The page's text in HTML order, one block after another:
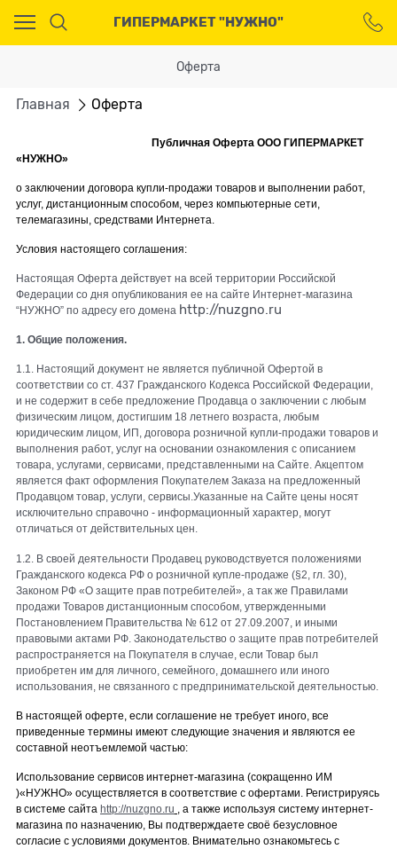
ГИПЕРМАРКЕТ "НУЖНО"
Оферта
Главная Оферта
Публичная Оферта ООО ГИПЕРМАРКЕТ
«НУЖНО»
о заключении договора купли-продажи товаров и выполнении работ,
услуг, дистанционным способом, через компьютерные сети,
телемагазины, средствами Интернета.
Условия настоящего соглашения:
Настоящая Оферта действует на всей территории Российской
Федерации со дня опубликования ее на сайте Интернет-магазина
“НУЖНО” по адресу его домена http://nuzgno.ru
1. Общие положения.
1.1. Настоящий документ не является публичной Офертой в
соответствии со ст. 437 Гражданского Кодекса Российской Федерации,
и не содержит в себе предложение Продавца о заключении с любым
физическим лицом, достигшим 18 летнего возраста, любым
юридическим лицом, ИП, договора розничной купли-продажи товаров и
выполнения работ, услуг на основании ознакомления с описанием
товара, услугами, сервисами, представленными на Сайте. Акцептом
является факт оформления Покупателем Заказа на предложенный
Продавцом товар, услуги, сервисы.Указанные на Сайте цены носят
исключительно справочно - информационный характер, могут
отличаться от действительных цен.
1.2. В своей деятельности Продавец руководствуется положениями
Гражданского кодекса РФ о розничной купле-продаже (§2, гл. 30),
Законом РФ «О защите прав потребителей», а так же Правилами
продажи Товаров дистанционным способом, утвержденными
Постановлением Правительства № 612 от 27.09.2007, и иными
правовыми актами РФ. Законодательство о защите прав потребителей
распространяется на Покупателя в случае, если Товар был
приобретен им для личного, семейного, домашнего или иного
использования, не связанного с предпринимательской деятельностью.
В настоящей оферте, если соглашение не требует иного, все
приведенные термины имеют следующие значения и являются ее
составной неотъемлемой частью:
Использование сервисов интернет-магазина (сокращенно ИМ
)«НУЖНО» осуществляется в соответствие с офертами. Регистрируясь
в системе сайта http://nuzgno.ru , а также используя систему интернет-
магазина по назначению, Вы подтверждаете своё безусловное
согласие с условиями документов. Внимательно ознакомьтесь с
Ваш город - Москва,
угадали?